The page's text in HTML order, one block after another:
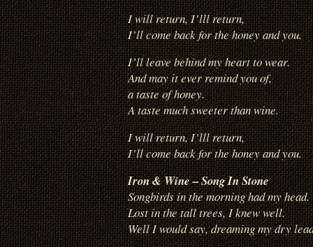
I will return, I’lll return,
I’ll come back for the honey and you.
I’ll leave behind my heart to wear.
And may it ever remind you of,
a taste of honey.
A taste much sweeter than wine.
I will return, I’lll return,
I’ll come back for the honey and you.
Iron & Wine – Song In Stone
Songbirds in the morning had my head.
Lost in the tall trees, I knew well.
Well I would say, dreaming my dry